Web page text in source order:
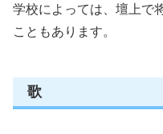
学校によっては、壇上で
こともあります。
歌